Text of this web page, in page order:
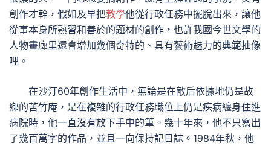
創作才幹，假如及早把教學他從行政任務中擺脫出來，讓他
從事本身所熟習和善於的題材的創作，也許我國今世文學的
人物畫廊里還會增加幾個奇特的、具有藝術魅力的典範抽像
哩。
在沙汀60年創作生活中，無論是在敵后依據地仍是故
鄉的苦竹庵，是在複雜的行政任務職位上仍是疾病纏身住進
病院時，他一直沒有放下手中的筆。幾十年來，他不只寫出
了幾百萬字的作品，並且一向保持記日誌。1984年秋，他